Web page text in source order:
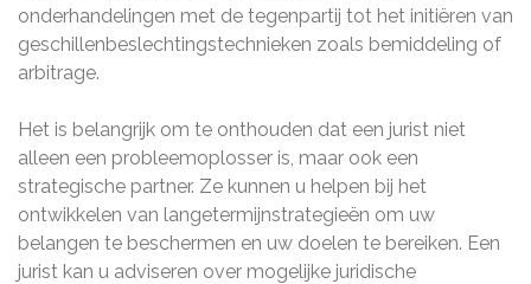
onderhandelingen met de tegenpartij tot het initiëren van
geschillenbeslechtingstechnieken zoals bemiddeling of
arbitrage.
Het is belangrijk om te onthouden dat een jurist niet
alleen een probleemoplosser is, maar ook een
strategische partner. Ze kunnen u helpen bij het
ontwikkelen van langetermijnstrategieën om uw
belangen te beschermen en uw doelen te bereiken. Een
jurist kan u adviseren over mogelijke juridische